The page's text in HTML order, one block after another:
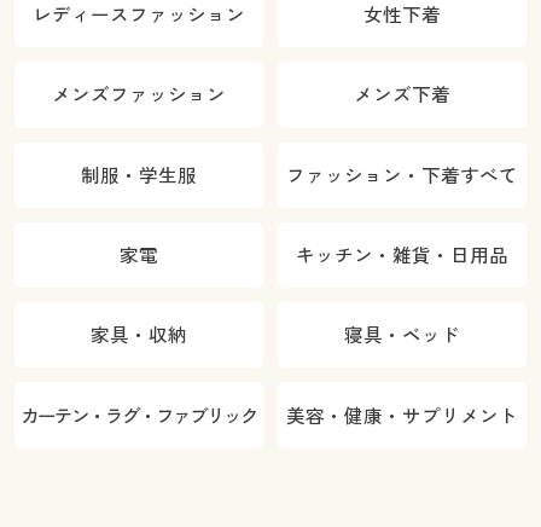
レディースファッション 女性下着
メンズファッション メンズ下着
制服・学生服 ファッション・下着すべて
家電 キッチン・雑貨・日用品
家具・収納 寝具・ベッド
カーテン・ラグ・ファブリック 美容・健康・サプリメント